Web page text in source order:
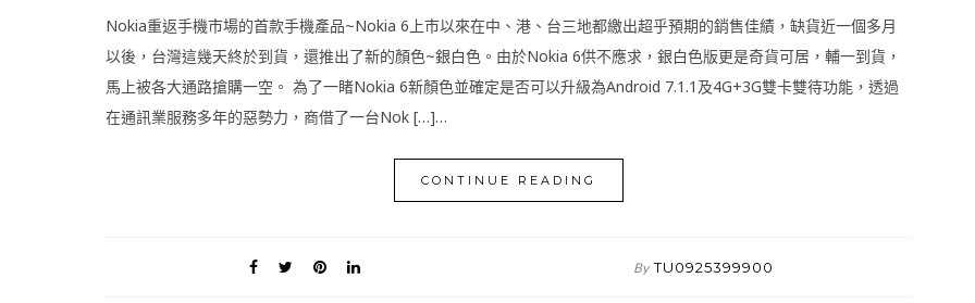
Nokia重返手機市場的首款手機產品~Nokia 6上市以來在中、港、台三地都繳出超乎預期的銷售佳績，缺貨近一個多月
以後，台灣這幾天終於到貨，還推出了新的顏色~銀白色。由於Nokia 6供不應求，銀白色版更是奇貨可居，輔一到貨，
馬上被各大通路搶購一空。 為了一睹Nokia 6新顏色並確定是否可以升級為Android 7.1.1及4G+3G雙卡雙待功能，透過
在通訊業服務多年的惡勢力，商借了一台Nok […]…
CONTINUE READING
By TU0925399900